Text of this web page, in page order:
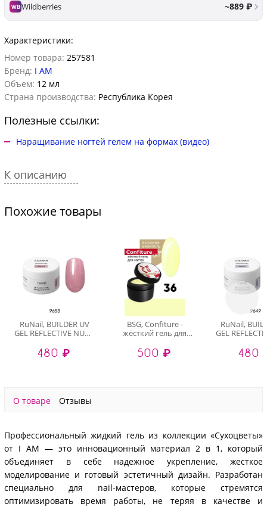
WBWildberries ~889 ₽
Характеристики:
Номер товара: 257581
Бренд: I AM
Объем: 12 мл
Страна производства: Республика Корея
Полезные ссылки:
Наращивание ногтей гелем на формах (видео)
К описанию
Похожие товары
RuNail, BUILDER UV
GEL REFLECTIVE NUDE
гель
светоотражающий
480 ₽
BSG, Confiture -
жёсткий гель для
(высокая вязкость),
13 гр
500 ₽
RuNail,
GEL
гель
480
О товаре Отзывы
Профессиональный жидкий гель из коллекции «Сухоцветы»
от I AM — это инновационный материал 2 в 1, который
объединяет в себе надежное укрепление, жесткое
моделирование и готовый эстетичный дизайн. Разработан
специально для nail-мастеров, которые стремятся
оптимизировать время работы, не теряя в качестве и